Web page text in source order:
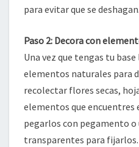
para evitar que se deshagan.
Paso 2: Decora con
Una vez que tengas tu
elementos naturales para
recolectar flores secas,
elementos que encuentres
pegarlos con pegamento
transparentes para fijarlos.